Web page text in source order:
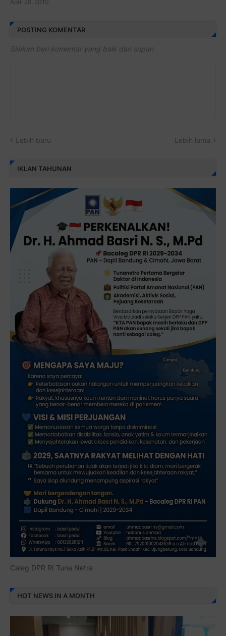
April 29, 2010
POSTING KOMENTAR
Silakan beri komentar yang baik dan sopan
Lebih baru Lebih lama
IKLAN TAHUNAN
Caleg DPR RI Tuna Netra
HOT NEWS IN A MONTH